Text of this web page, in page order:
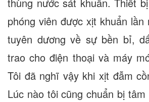
phóng viên được xịt khuẩn lần
tuyên dương về sự bền bỉ,
trao cho điện thoại và máy
Tôi đã nghĩ vậy khi xịt đẫm
Lúc nào tôi cũng chuẩn bị